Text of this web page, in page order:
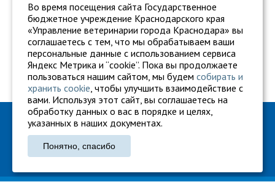
ГБУ "Ветуправление города Краснодара"
Адрес: г. Краснодар, ул. Карасунская, 110
Тел.: +7 861 260-27-94
Во время посещения сайта Государственное
бюджетное учреждение Краснодарского края
«Управление ветеринарии города Краснодара» вы
соглашаетесь с тем, что мы обрабатываем ваши
персональные данные с использованием сервиса
Яндекс Метрика и “cookie”. Пока вы продолжаете
пользоваться нашим сайтом, мы будем собирать и
хранить cookie, чтобы улучшить взаимодействие с
вами. Используя этот сайт, вы соглашаетесь на
обработку данных о вас в порядке и целях,
указанных в наших документах.
Понятно, спасибо